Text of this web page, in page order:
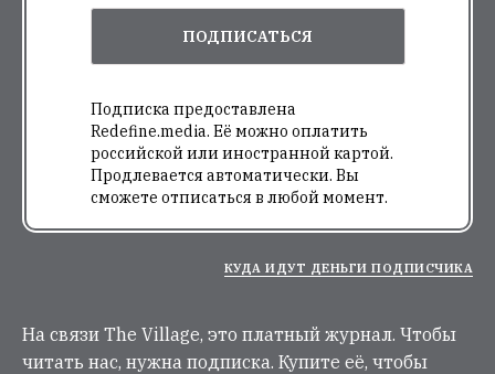
ПОДПИСАТЬСЯ
Подписка предоставлена
Redefine.media. Её можно оплатить
российской или иностранной картой.
Продлевается автоматически. Вы
сможете отписаться в любой момент.
КУДА ИДУТ ДЕНЬГИ ПОДПИСЧИКА
На связи The Village, это платный журнал. Чтобы
читать нас, нужна подписка. Купите её, чтобы